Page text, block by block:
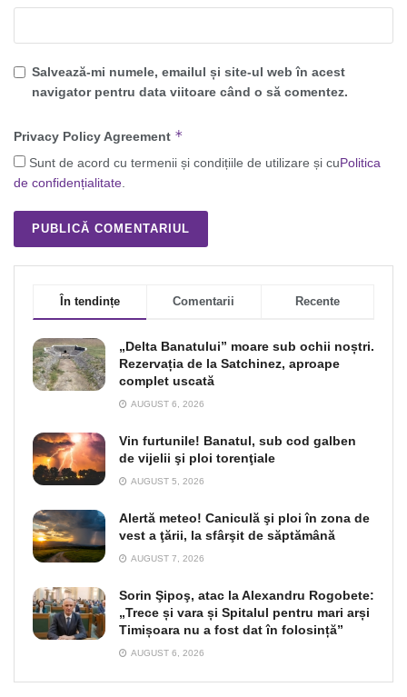
Salvează-mi numele, emailul și site-ul web în acest
navigator pentru data viitoare când o să comentez.
Privacy Policy Agreement *
Sunt de acord cu termenii și condițiile de utilizare și cuPolitica
de confidențialitate.
În tendințe Comentarii Recente
„Delta Banatului” moare sub ochii noștri.
Rezervația de la Satchinez, aproape
complet uscată
AUGUST 6, 2026
Vin furtunile! Banatul, sub cod galben
de vijelii şi ploi torenţiale
AUGUST 5, 2026
Alertă meteo! Caniculă şi ploi în zona de
vest a ţării, la sfârşit de săptămână
AUGUST 7, 2026
Sorin Şipoş, atac la Alexandru Rogobete:
„Trece și vara și Spitalul pentru mari arși
Timișoara nu a fost dat în folosință”
AUGUST 6, 2026